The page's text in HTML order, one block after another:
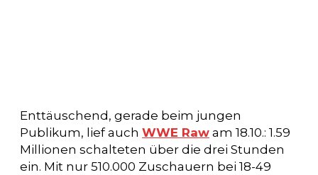
Enttäuschend, gerade beim jungen
Publikum, lief auch WWE Raw am 18.10.: 1.59
Millionen schalteten über die drei Stunden
ein. Mit nur 510.000 Zuschauern bei 18-49